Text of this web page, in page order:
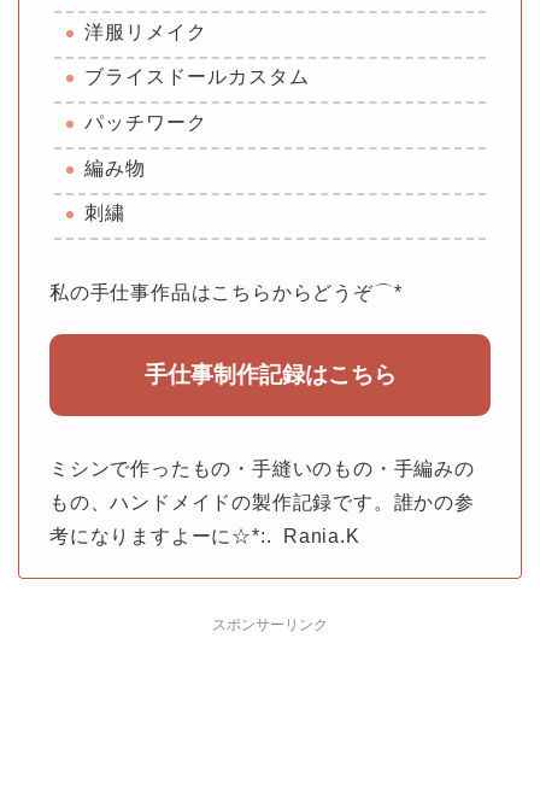
洋服リメイク
ブライスドールカスタム
パッチワーク
編み物
刺繍
私の手仕事作品はこちらからどうぞ⌒*
手仕事制作記録はこちら
ミシンで作ったもの・手縫いのもの・手編みの
もの、ハンドメイドの製作記録です。誰かの参
考になりますよーに☆*:. Rania.K
スポンサーリンク